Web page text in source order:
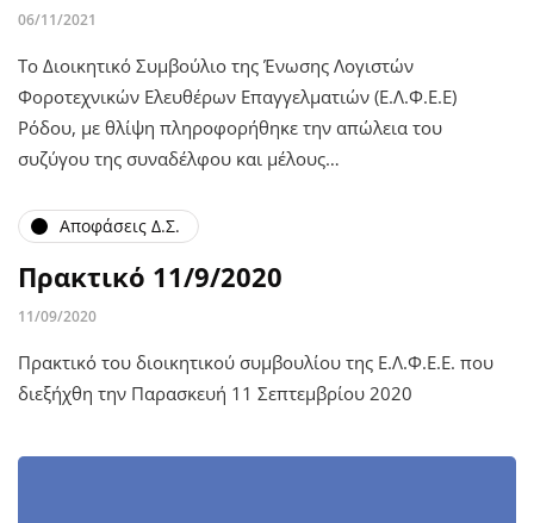
06/11/2021
Το Διοικητικό Συμβούλιο της Ένωσης Λογιστών
Φοροτεχνικών Ελευθέρων Επαγγελματιών (Ε.Λ.Φ.Ε.Ε)
Ρόδου, με θλίψη πληροφορήθηκε την απώλεια του
συζύγου της συναδέλφου και μέλους…
Αποφάσεις Δ.Σ.
Πρακτικό 11/9/2020
11/09/2020
Πρακτικό του διοικητικού συμβουλίου της Ε.Λ.Φ.Ε.Ε. που
διεξήχθη την Παρασκευή 11 Σεπτεμβρίου 2020